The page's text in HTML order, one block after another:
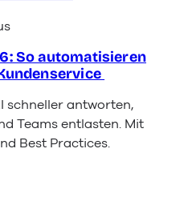
So automatisieren
schneller antworten,
Teams entlasten. Mit
Best Practices.